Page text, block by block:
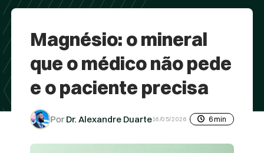
Magnésio: o mineral
que o médico não pede
e o paciente precisa
Dr. Alexandre Duarte16/05/2026 6 min